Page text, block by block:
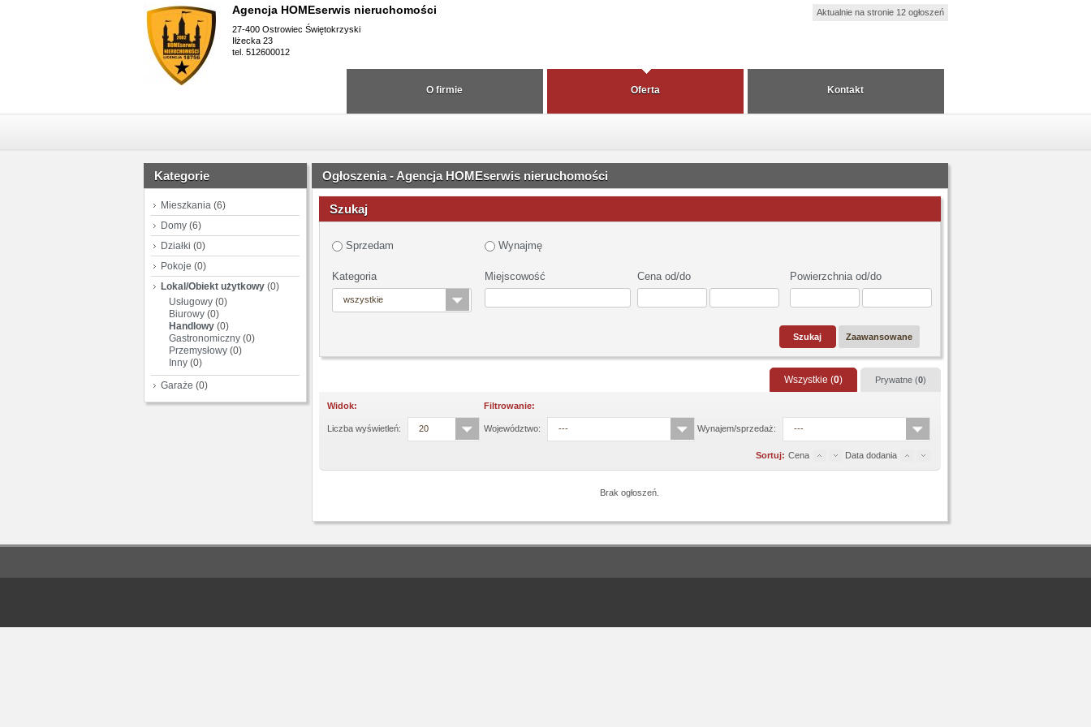
Agencja HOMEserwis nieruchomości
27-400 Ostrowiec Świętokrzyski
Iłżecka 23
tel. 512600012
Aktualnie na stronie 12 ogłoszeń
Kontakt
Oferta
O firmie
Kategorie
Mieszkania(6)
Domy(6)
Działki (0)
Pokoje (0)
Lokal/Obiekt użytkowy(0)
Usługowy(0)
Biurowy(0)
Handlowy(0)
Gastronomiczny(0)
Przemysłowy(0)
Inny(0)
Garaże (0)
Ogłoszenia - Agencja HOMEserwis nieruchomości
Szukaj
Sprzedam Wynajmę
Kategoria
wszystkie
Miejscowość Cena od/do Powierzchnia od/do
Zaawansowane
Wszystkie (0) Prywatne (0)
Widok:
Liczba wyświetleń: 20
Filtrowanie:
Województwo: --- Wynajem/sprzedaż: ---
Sortuj: Cena Data dodania
Brak ogłoszeń.